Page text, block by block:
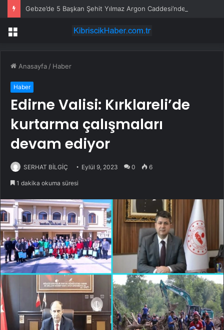
Gebze’de 5 Başkan Şehit Yılmaz Argon Caddesi’nde
Menü
Anasayfa / Haber
Haber
Edirne Valisi: Kırklareli’de
kurtarma çalışmaları
devam ediyor
SERHAT BİLGİÇ Eylül 9, 2023 0 6
1 dakika okuma süresi